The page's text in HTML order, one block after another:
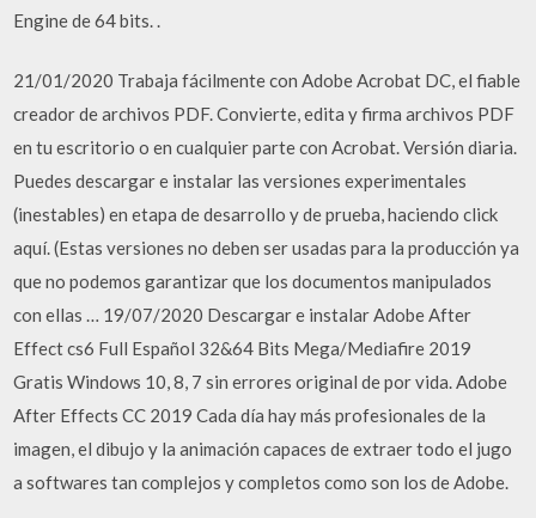
Engine de 64 bits. .
21/01/2020 Trabaja fácilmente con Adobe Acrobat DC, el fiable
creador de archivos PDF. Convierte, edita y firma archivos PDF
en tu escritorio o en cualquier parte con Acrobat. Versión diaria.
Puedes descargar e instalar las versiones experimentales
(inestables) en etapa de desarrollo y de prueba, haciendo click
aquí. (Estas versiones no deben ser usadas para la producción ya
que no podemos garantizar que los documentos manipulados
con ellas … 19/07/2020 Descargar e instalar Adobe After
Effect cs6 Full Español 32&64 Bits Mega/Mediafire 2019
Gratis Windows 10, 8, 7 sin errores original de por vida. Adobe
After Effects CC 2019 Cada día hay más profesionales de la
imagen, el dibujo y la animación capaces de extraer todo el jugo
a softwares tan complejos y completos como son los de Adobe.